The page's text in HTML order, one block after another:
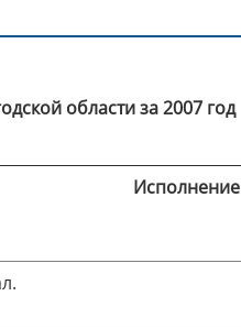
области за 2007 год
Исполнение